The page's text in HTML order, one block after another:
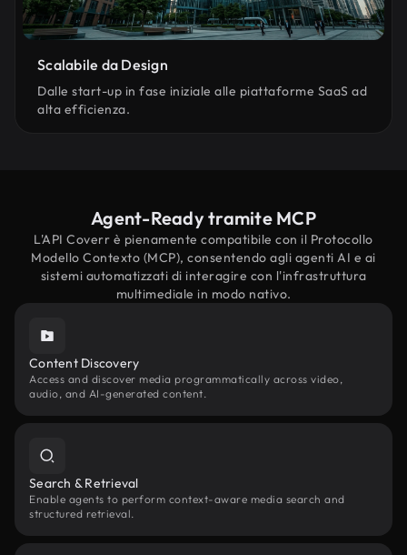
Scalabile da Design
Dalle start-up in fase iniziale alle piattaforme SaaS ad
alta efficienza.
Agent-Ready tramite MCP
L'API Coverr è pienamente compatibile con il Protocollo
Modello Contexto (MCP), consentendo agli agenti AI e ai
sistemi automatizzati di interagire con l'infrastruttura
multimediale in modo nativo.
Content Discovery
Access and discover media programmatically across video,
audio, and AI-generated content.
Search & Retrieval
Enable agents to perform context-aware media search and
structured retrieval.